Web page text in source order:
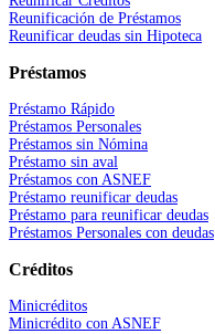
Reunificación de Préstamos
Reunificar deudas sin Hipoteca
Préstamos
Préstamo Rápido
Préstamos Personales
Préstamos sin Nómina
Préstamo sin aval
Préstamos con ASNEF
Préstamo reunificar deudas
Préstamo para reunificar deudas
Préstamos Personales con deudas
Créditos
Minicréditos
Minicrédito con ASNEF